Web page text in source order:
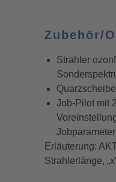
Zubehör/
Strahler
Job-Pilot mit
Jobparameter
Erläuterung:
Strahlerlänge,